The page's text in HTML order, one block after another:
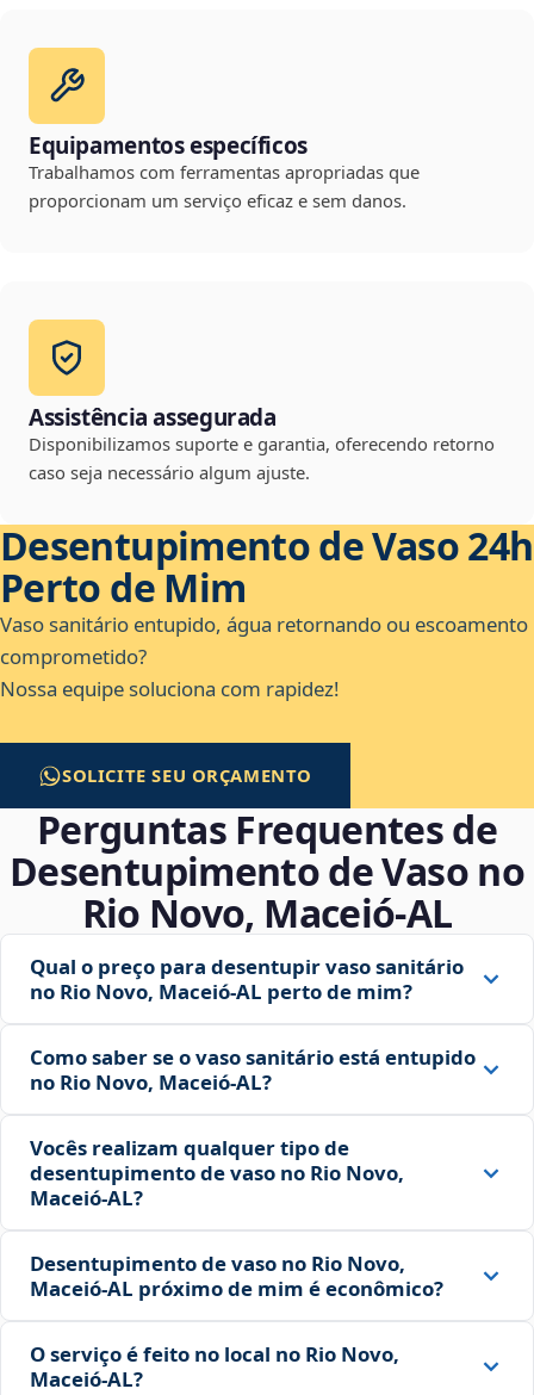
Equipamentos específicos
Trabalhamos com ferramentas apropriadas que
proporcionam um serviço eficaz e sem danos.
Assistência assegurada
Disponibilizamos suporte e garantia, oferecendo retorno
caso seja necessário algum ajuste.
Desentupimento de Vaso 24h
Perto de Mim
Vaso sanitário entupido, água retornando ou escoamento
comprometido?
Nossa equipe soluciona com rapidez!
SOLICITE SEU ORÇAMENTO
Perguntas Frequentes de
Desentupimento de Vaso no
Rio Novo, Maceió‑AL
Qual o preço para desentupir vaso sanitário
no Rio Novo, Maceió‑AL perto de mim?
Como saber se o vaso sanitário está entupido
no Rio Novo, Maceió‑AL?
Vocês realizam qualquer tipo de
desentupimento de vaso no Rio Novo,
Maceió‑AL?
Desentupimento de vaso no Rio Novo,
Maceió‑AL próximo de mim é econômico?
O serviço é feito no local no Rio Novo,
Maceió‑AL?